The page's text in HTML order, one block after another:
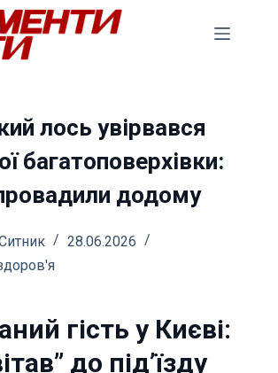
лось увірвався
багатоповерхівки:
додому
28.06.2026
гість у Києві:
до під’їзду